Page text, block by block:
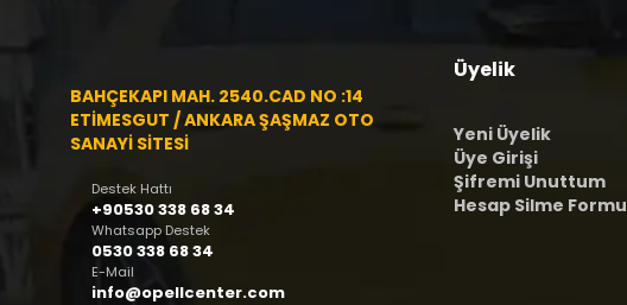
BAHÇEKAPI MAH. 2540.CAD NO :14
ETİMESGUT / ANKARA ŞAŞMAZ OTO
SANAYİ SİTESİ
Destek Hattı
+90530 338 68 34
Whatsapp Destek
0530 338 68 34
E-Mail
info@opellcenter.com
Üyelik
Yeni Üyelik
Üye Girişi
Şifremi Unuttum
Hesap Silme Formu